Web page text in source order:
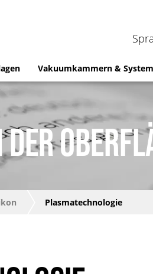
Vakuumkammern &
Plasmatechnologie